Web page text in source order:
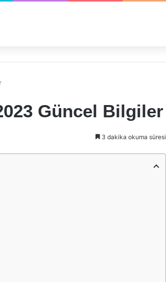
Güncel Bilgiler
3 dakika okuma süresi